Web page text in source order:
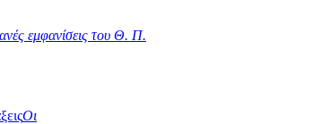
εμφανίσεις του Θ. Π.
Οι